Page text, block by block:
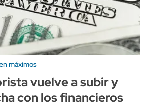
máximos
vuelve a subir y
con los financieros